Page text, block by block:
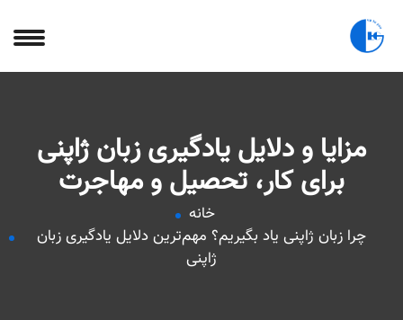
مزایا و دلایل یادگیری زبان ژاپنی
برای کار، تحصیل و مهاجرت
خانه
چرا زبان ژاپنی یاد بگیریم؟ مهم‌ترین دلایل یادگیری زبان
ژاپنی